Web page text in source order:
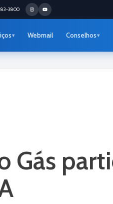
3800
Webmail Conselhos
Gás